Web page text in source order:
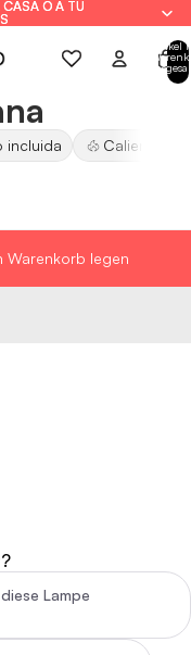
CASA O A TU
CASA O A TU
Artikel
incluida Calienta
Warenkorb legen
Lampe